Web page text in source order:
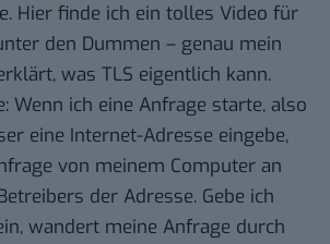
Hier finde ich ein tolles Video für
den Dummen – genau mein
was TLS eigentlich kann.
Wenn ich eine Anfrage starte, also
eine Internet-Adresse eingebe,
von meinem Computer an
der Adresse. Gebe ich
wandert meine Anfrage durch